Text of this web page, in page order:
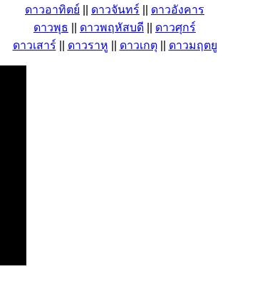
ดาวอาทิตย์ ดาวจันทร์
ดาวอังคาร
ดาวพุธ
ดาวพฤหัสบดี
ดาวศุกร์
ดาวเสาร์
ดาวราหู ดาวเกตุ|| ดาวมฤตยู